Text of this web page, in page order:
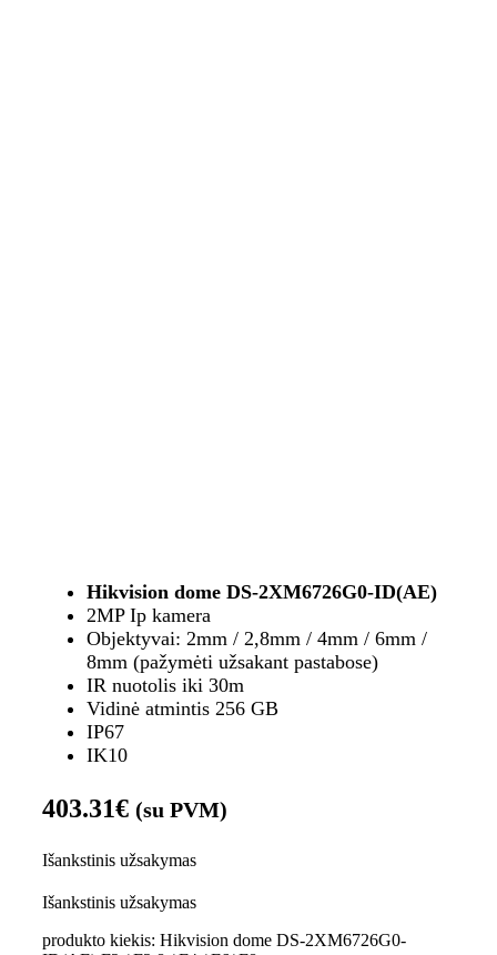
Hikvision dome DS-2XM6726G0-ID(AE)
2MP Ip kamera
Objektyvai: 2mm / 2,8mm / 4mm / 6mm /
8mm (pažymėti užsakant pastabose)
IR nuotolis iki 30m
Vidinė atmintis 256 GB
IP67
IK10
403.31€ (su PVM)
Išankstinis užsakymas
Išankstinis užsakymas
produkto kiekis: Hikvision dome DS-2XM6726G0-